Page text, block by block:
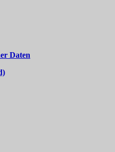
Daten